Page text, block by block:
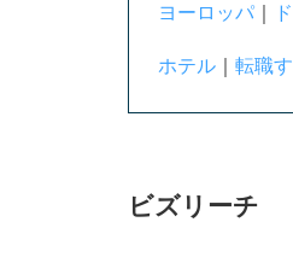
海外転職に特
求人数
ヨーロッパ
ホテル 転職
ビズリーチ